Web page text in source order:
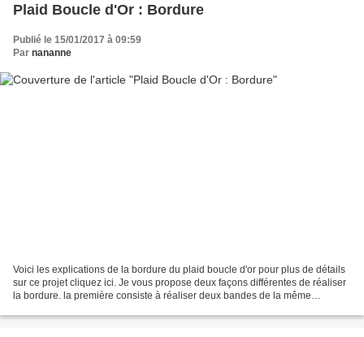
Plaid Boucle d'Or : Bordure
Publié le 15/01/2017 à 09:59
Par nananne
Voici les explications de la bordure du plaid boucle d'or pour plus de détails
sur ce projet cliquez ici. Je vous propose deux façons différentes de réaliser
la bordure. la première consiste à réaliser deux bandes de la même